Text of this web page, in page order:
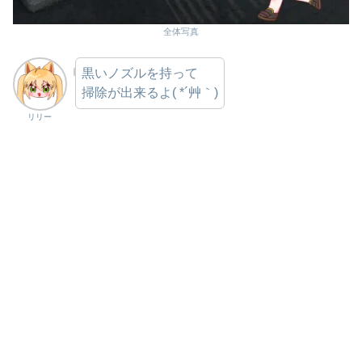
全体写真
リリー
黒いノズルを持って
掃除が出来るよ( *´艸｀)